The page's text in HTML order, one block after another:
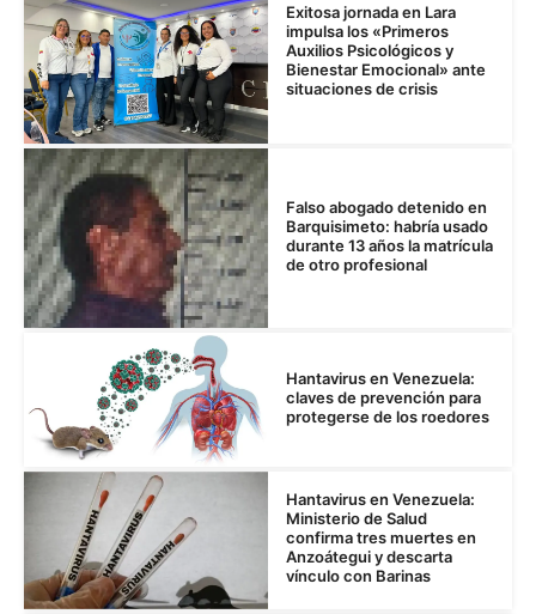
Exitosa jornada en Lara
impulsa los «Primeros
Auxilios Psicológicos y
Bienestar Emocional» ante
situaciones de crisis
Falso abogado detenido en
Barquisimeto: habría usado
durante 13 años la matrícula
de otro profesional
Hantavirus en Venezuela:
claves de prevención para
protegerse de los roedores
Hantavirus en Venezuela:
Ministerio de Salud
confirma tres muertes en
Anzoátegui y descarta
vínculo con Barinas